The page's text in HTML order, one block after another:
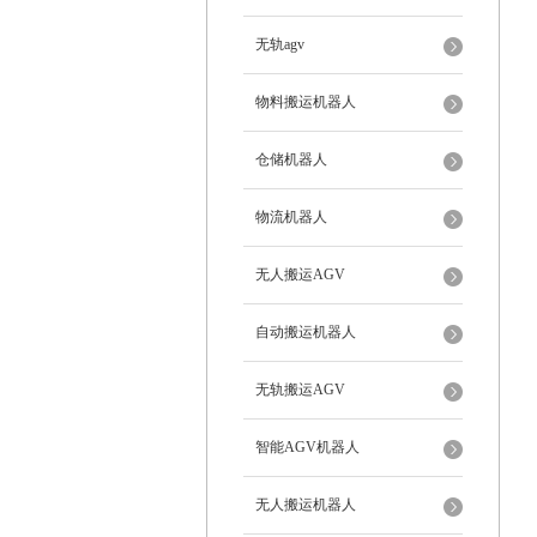
无轨agv
物料搬运机器人
仓储机器人
物流机器人
无人搬运AGV
自动搬运机器人
无轨搬运AGV
智能AGV机器人
无人搬运机器人